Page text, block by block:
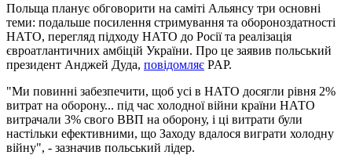
Польща планує обговорити на саміті Альянсу три основні
теми: подальше посилення стримування та обороноздатності
НАТО, перегляд підходу НАТО до Росії та реалізація
євроатлантичних амбіцій України. Про це заявив польський
президент Анджей Дуда, повідомляє PAP.
"Ми повинні забезпечити, щоб усі в НАТО досягли рівня 2%
витрат на оборону... під час холодної війни країни НАТО
витрачали 3% свого ВВП на оборону, і ці витрати були
настільки ефективними, що Заходу вдалося виграти холодну
війну", - зазначив польський лідер.